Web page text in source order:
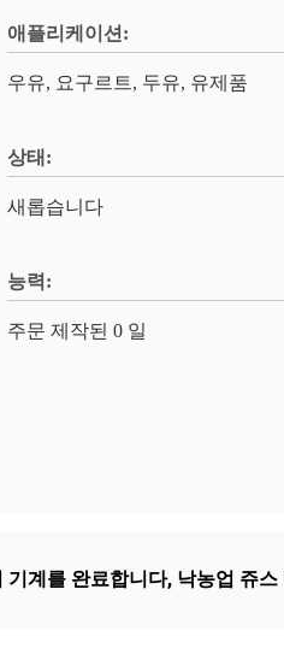
애플리케이션:
우유, 요구르트, 두유, 유제품
상태:
새롭습니다
능력:
주문 제작된 0 일
기계를 완료합니다, 낙농업 쥬스